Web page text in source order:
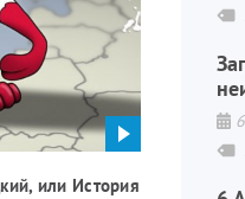
или История